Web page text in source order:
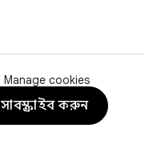
Manage cookies
সাবস্ক্রাইব করুন